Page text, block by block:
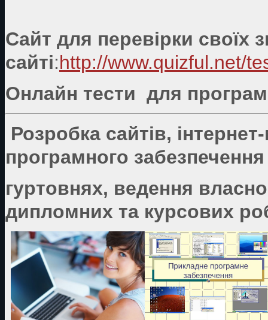
Сайт для перевірки своїх
сайті:http://www.quizful.net/
Онлайн тести для
Розробка сайтів,
програмного
гуртовнях, ведення
дипломних та курсових